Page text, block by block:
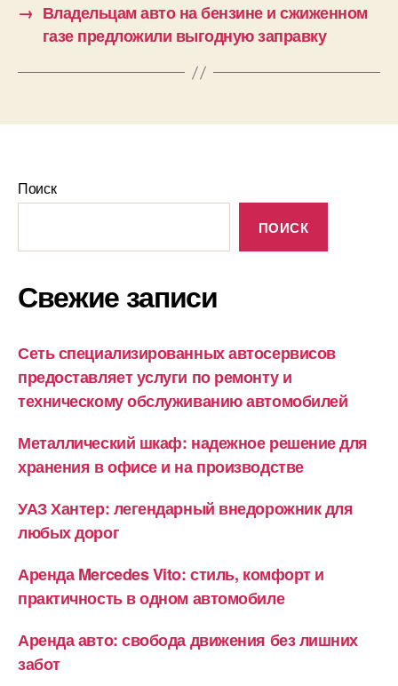
→ Владельцам авто на бензине и сжиженном
газе предложили выгодную заправку
Поиск
ПОИСК
Свежие записи
Сеть специализированных автосервисов
предоставляет услуги по ремонту и
техническому обслуживанию автомобилей
Металлический шкаф: надежное решение для
хранения в офисе и на производстве
УАЗ Хантер: легендарный внедорожник для
любых дорог
Аренда Mercedes Vito: стиль, комфорт и
практичность в одном автомобиле
Аренда авто: свобода движения без лишних
забот